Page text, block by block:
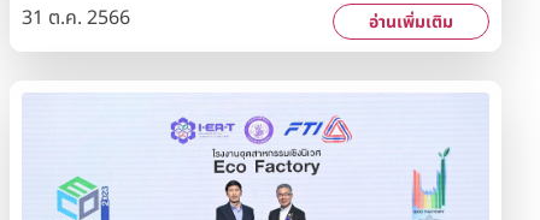
สำนักงานคณะกรรมการกำกับหลักทรัพย์และตลาดหลักทรัพย์
(ก.ล.ต.) และตลาดหลักทรัพย์แห่งประเทศไทย (ตลท.) ผลการ
ประเมินดังกล่าวแสดงให้เห็นถึงความมุ่งมั่นของบริษัทฯ ในการ
ดำเนินกิจการภายใต้หลักการกำกับดูแลกิจการที่ดีมาโดย
ตลอด ควบคู่ไปกับการดำเนินธุรกิจอย่างสมดุลตามแนวทาง
การพัฒนาอย่างยั่งยืนทั้งด้านเศรษฐกิจ สังคม และสิ่ง
แวดล้อม
31 ต.ค. 2566 อ่านเพิ่มเติม